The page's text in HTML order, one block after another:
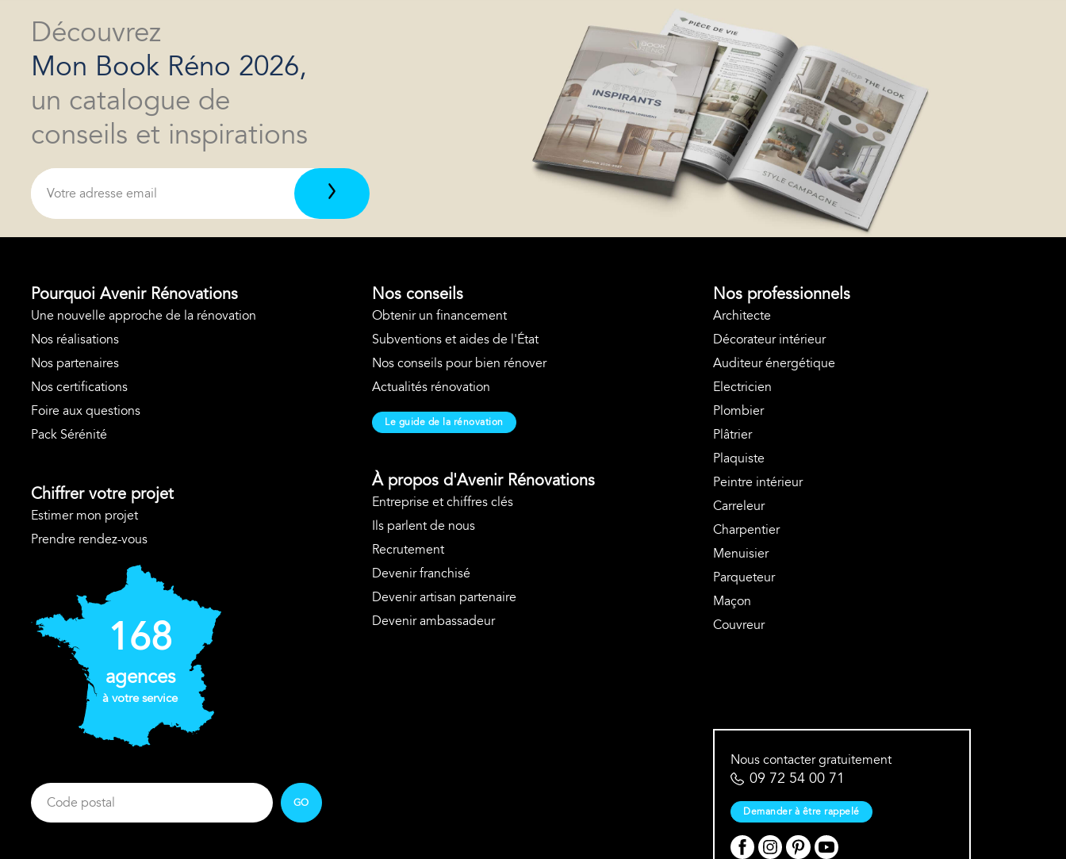
Découvrez
Mon Book Réno 2026,
un catalogue de
conseils et inspirations
Pourquoi Avenir Rénovations
Une nouvelle approche de la rénovation
Nos réalisations
Nos partenaires
Nos certifications
Foire aux questions
Pack Sérénité
Chiffrer votre projet
Estimer mon projet
Prendre rendez-vous
168
agences
à votre service
GO
Nos conseils
Obtenir un financement
Subventions et aides de l'État
Nos conseils pour bien rénover
Actualités rénovation
Le guide de la rénovation
À propos d'Avenir Rénovations
Entreprise et chiffres clés
Ils parlent de nous
Recrutement
Devenir franchisé
Devenir artisan partenaire
Devenir ambassadeur
Nos professionnels
Architecte
Décorateur intérieur
Auditeur énergétique
Electricien
Plombier
Plâtrier
Plaquiste
Peintre intérieur
Carreleur
Charpentier
Menuisier
Parqueteur
Maçon
Couvreur
Nous contacter gratuitement
09 72 54 00 71
Demander à être rappelé